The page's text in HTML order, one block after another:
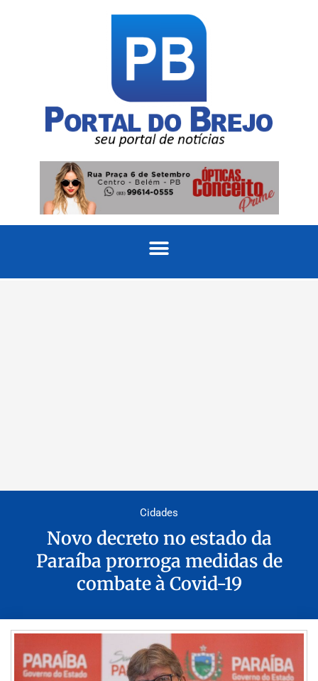
Cidades
Novo decreto no estado da
Paraíba prorroga medidas de
combate à Covid-19